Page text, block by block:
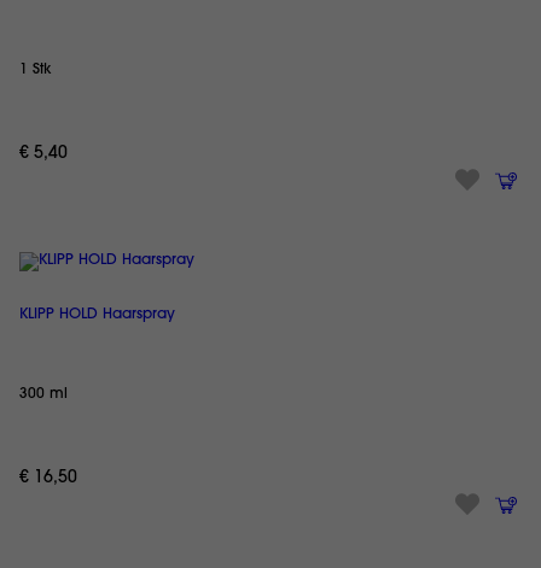
1 Stk
€ 5,40
KLIPP HOLD Haarspray
300 ml
€ 16,50